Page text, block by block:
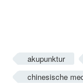
akupunktur
chinesische